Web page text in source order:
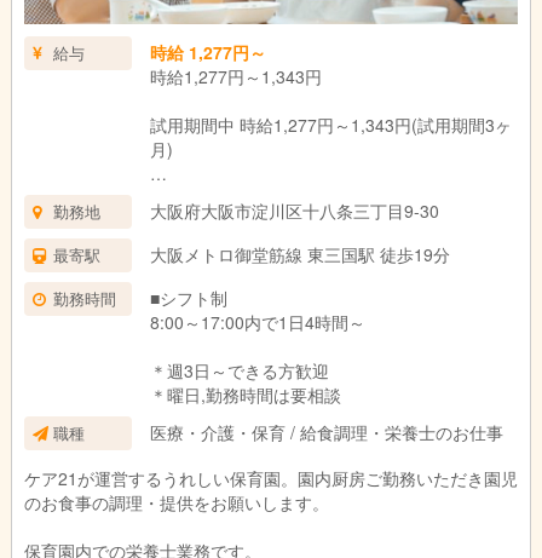
給与
時給 1,277円～
時給1,277円～1,343円
試用期間中 時給1,277円～1,343円(試用期間3ヶ
月)
試用期間：3ヶ月(同条件)
勤務地 大阪府大阪市淀川区十八条三丁目9-30
最寄駅 大阪メトロ御堂筋線 東三国駅 徒歩19分
勤務時間
■シフト制
8:00～17:00内で1日4時間～
＊週3日～できる方歓迎
＊曜日,勤務時間は要相談
職種
医療・介護・保育 / 給食調理・栄養士のお仕事
ケア21が運営するうれしい保育園。園内厨房ご勤務いただき園児
のお食事の調理・提供をお願いします。
保育園内での栄養士業務です。